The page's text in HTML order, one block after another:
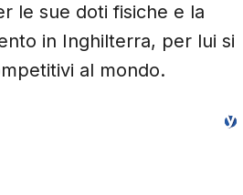
le sue doti fisiche e la
in Inghilterra, per lui si
al mondo.